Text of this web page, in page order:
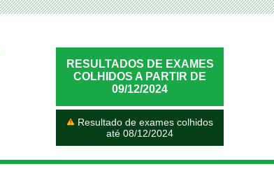
RESULTADOS DE EXAMES
COLHIDOS A PARTIR DE
09/12/2024
Resultado de exames colhidos
até 08/12/2024